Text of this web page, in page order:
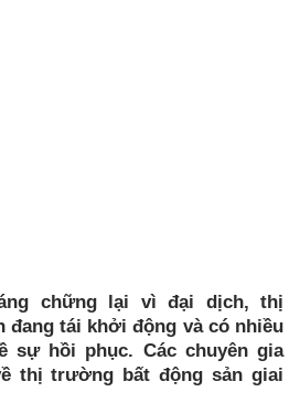
chững lại vì đại dịch, thị
đang tái khởi động và có nhiều
sự hồi phục. Các chuyên gia
thị trường bất động sản giai